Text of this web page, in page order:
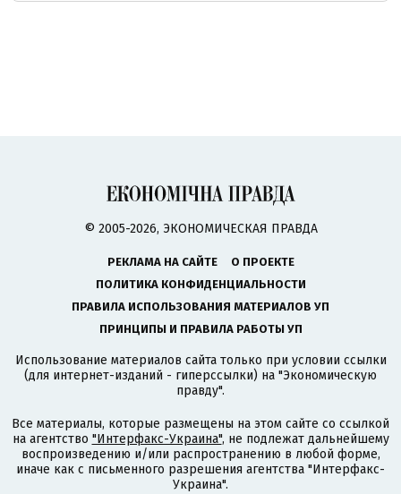
© 2005-2026, ЭКОНОМИЧЕСКАЯ ПРАВДА
РЕКЛАМА НА САЙТЕ
О ПРОЕКТЕ
ПОЛИТИКА КОНФИДЕНЦИАЛЬНОСТИ
ПРАВИЛА ИСПОЛЬЗОВАНИЯ МАТЕРИАЛОВ УП
ПРИНЦИПЫ И ПРАВИЛА РАБОТЫ УП
Использование материалов сайта только при условии ссылки
(для интернет-изданий - гиперссылки) на "Экономическую
правду".
Все материалы, которые размещены на этом сайте со ссылкой
на агентство "Интерфакс-Украина", не подлежат дальнейшему
воспроизведению и/или распространению в любой форме,
иначе как с письменного разрешения агентства "Интерфакс-
Украина".